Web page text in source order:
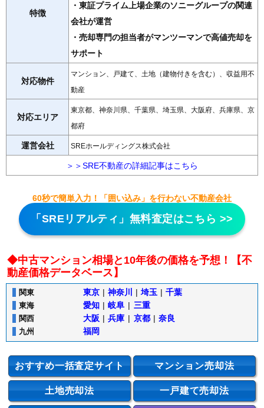
特徴
・東証プライム上場企業のソニーグループの関連
会社が運営
・売却専門の担当者がマンツーマンで高値売却を
サポート
対応物件
マンション、戸建て、土地（建物付きを含む）、収益用不
動産
対応エリア
東京都、神奈川県、千葉県、埼玉県、大阪府、兵庫県、京
都府
運営会社 SREホールディングス株式会社
＞＞SRE不動産の詳細記事はこちら
60秒で簡単入力！「囲い込み」を行わない不動産会社
「SREリアルティ」無料査定はこちら >>
◆中古マンション相場と10年後の価格を予想！【不
動産価格データベース】
関東 東京 | 神奈川 | 埼玉 | 千葉
東海 愛知 | 岐阜 | 三重
関西 大阪 | 兵庫 | 京都 | 奈良
九州 福岡
おすすめ一括査定サイト マンション売却法
土地売却法 一戸建て売却法